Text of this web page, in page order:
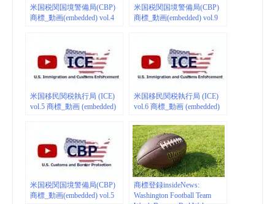
米国税関国境警備局(CBP)
商標_動画(embedded) vol.4
米国税関国境警備局(CBP)
商標_動画(embedded) vol.9
米国移民関税執行局 (ICE)
vol.5 商標_動画 (embedded)
米国移民関税執行局 (ICE)
vol.6 商標_動画 (embedded)
米国税関国境警備局(CBP)
商標_動画(embedded) vol.5
商標登録insideNews:
Washington Football Team